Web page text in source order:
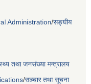
Administration/सङ्घीय
तथा जनसंख्या मन्त्रालय
/सञ्चार तथा सूचना